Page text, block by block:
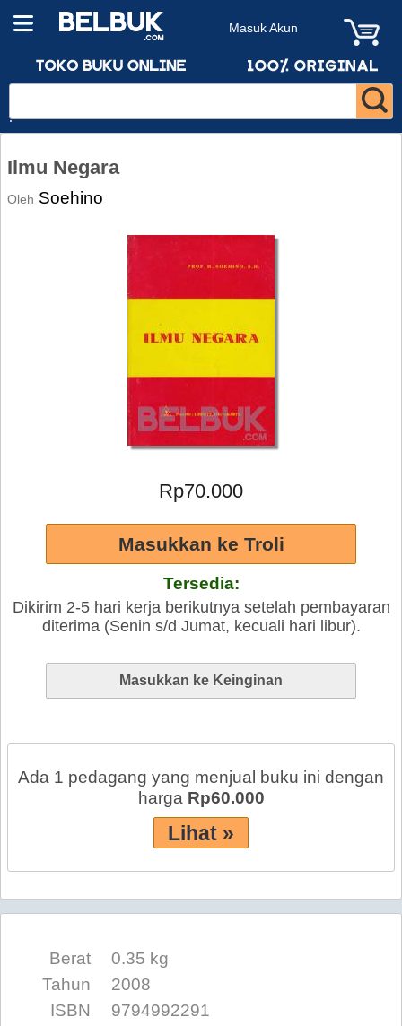
Masuk Akun
Ilmu Negara
Oleh Soehino
Rp70.000
Tersedia:
Dikirim 2-5 hari kerja berikutnya setelah pembayaran
diterima (Senin s/d Jumat, kecuali hari libur).
Ada 1 pedagang yang menjual buku ini dengan
harga Rp60.000
Lihat »
Berat
0.35 kg
Tahun
2008
ISBN
9794992291